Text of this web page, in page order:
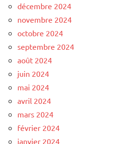
décembre 2024
novembre 2024
octobre 2024
septembre 2024
août 2024
juin 2024
mai 2024
avril 2024
mars 2024
février 2024
janvier 2024